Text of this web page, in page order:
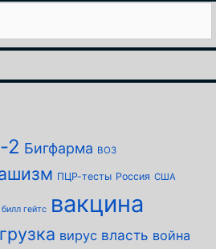
2 Бигфарма ВОЗ
ПЦР-тесты Россия США
билл гейтс вакцина
вирус власть война